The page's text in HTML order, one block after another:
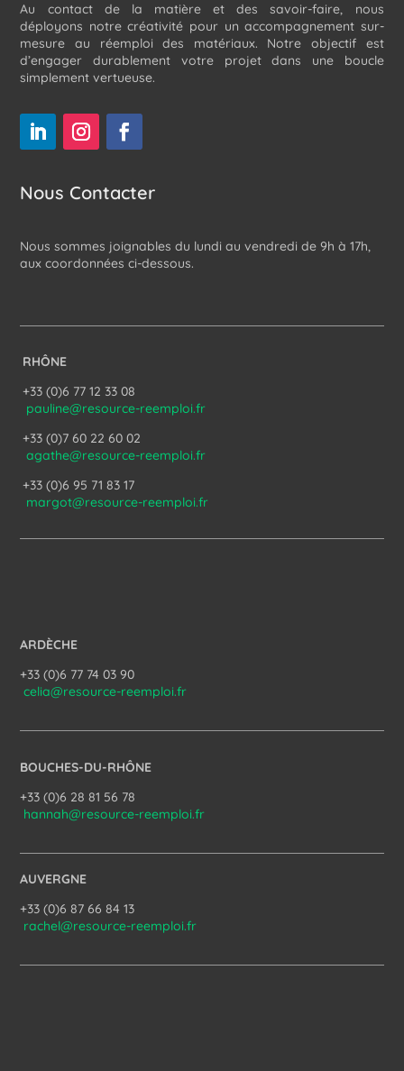
Au contact de la matière et des savoir-faire, nous
déployons notre créativité pour un accompagnement sur-
mesure au réemploi des matériaux. Notre objectif est
d’engager durablement votre projet dans une boucle
simplement vertueuse.
Nous Contacter
Nous sommes joignables du lundi au vendredi de 9h à 17h,
aux coordonnées ci-dessous.
RHÔNE
+33 (0)6 77 12 33 08
pauline@resource-reemploi.fr
+33 (0)7 60 22 60 02
agathe@resource-reemploi.fr
+33 (0)6 95 71 83 17
margot@resource-reemploi.fr
ARDÈCHE
+33 (0)6 77 74 03 90
celia@resource-reemploi.fr
BOUCHES-DU-RHÔNE
+33 (0)6 28 81 56 78
hannah@resource-reemploi.fr
AUVERGNE
+33 (0)6 87 66 84 13
rachel@resource-reemploi.fr